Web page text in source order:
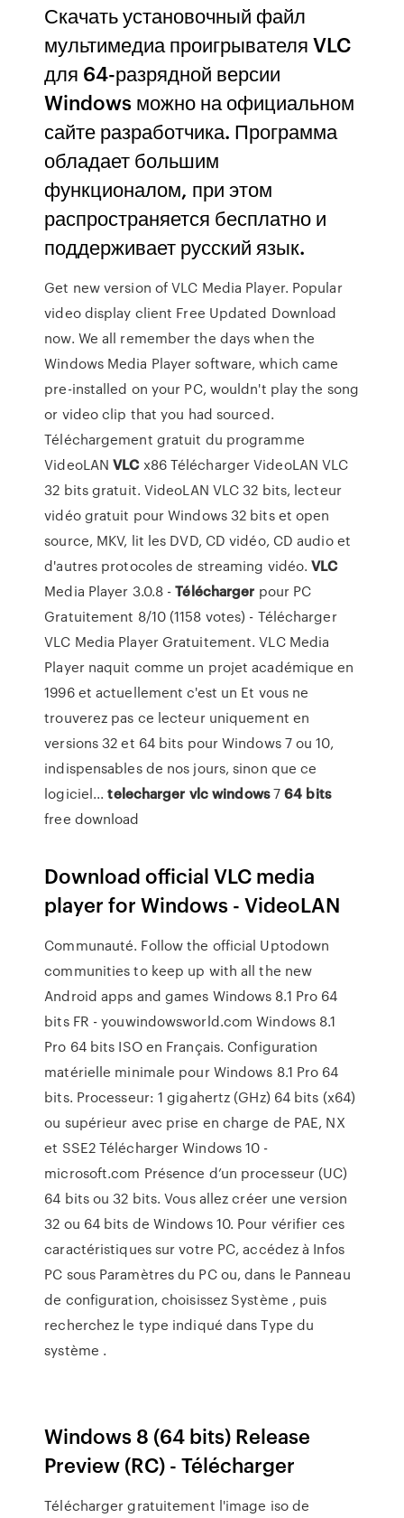
Скачать установочный файл
мультимедиа проигрывателя VLC
для 64-разрядной версии
Windows можно на официальном
сайте разработчика. Программа
обладает большим
функционалом, при этом
распространяется бесплатно и
поддерживает русский язык.
Get new version of VLC Media Player. Popular
video display client Free Updated Download
now. We all remember the days when the
Windows Media Player software, which came
pre-installed on your PC, wouldn't play the song
or video clip that you had sourced.
Téléchargement gratuit du programme
VideoLANVLCx86 Télécharger VideoLAN VLC
32 bits gratuit. VideoLAN VLC 32 bits, lecteur
vidéo gratuit pour Windows 32 bits et open
source, MKV, lit les DVD, CD vidéo, CD audio et
d'autres protocoles de streaming vidéo.VLC
Media Player 3.0.8 -Télécharger pour PC
Gratuitement 8/10 (1158 votes) - Télécharger
VLC Media Player Gratuitement. VLC Media
Player naquit comme un projet académique en
1996 et actuellement c'est un Et vous ne
trouverez pas ce lecteur uniquement en
versions 32 et 64 bits pour Windows 7 ou 10,
indispensables de nos jours, sinon que ce
logiciel...telecharger vlcwindows764 bits
free download
Download official VLC media
player for Windows - VideoLAN
Communauté. Follow the official Uptodown
communities to keep up with all the new
Android apps and games Windows 8.1 Pro 64
bits FR - youwindowsworld.com Windows 8.1
Pro 64 bits ISO en Français. Configuration
matérielle minimale pour Windows 8.1 Pro 64
bits. Processeur: 1 gigahertz (GHz) 64 bits (x64)
ou supérieur avec prise en charge de PAE, NX
et SSE2 Télécharger Windows 10 -
microsoft.com Présence d’un processeur (UC)
64 bits ou 32 bits. Vous allez créer une version
32 ou 64 bits de Windows 10. Pour vérifier ces
caractéristiques sur votre PC, accédez à Infos
PC sous Paramètres du PC ou, dans le Panneau
de configuration, choisissez Système , puis
recherchez le type indiqué dans Type du
système .
Windows 8 (64 bits) Release
Preview (RC) - Télécharger
Télécharger gratuitement l'image iso de